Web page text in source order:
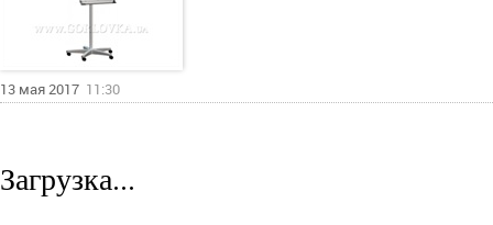
13 мая 2017 11:30
Загрузка...